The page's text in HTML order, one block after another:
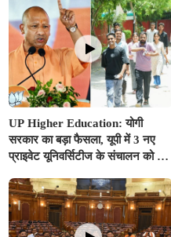
UP Higher Education: योगी
सरकार का बड़ा फैसला, यूपी में 3 नए
प्राइवेट यूनिवर्सिटीज के संचालन को हरी